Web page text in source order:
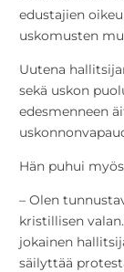
edustajien
uskomusten
Uutena
sekä uskon
edesmenneen
Hän puhui
– Olen
kristillisen
jokainen
säilyttää